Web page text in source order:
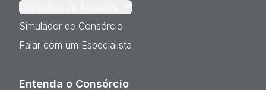
Consórcio de Pesados
Simulador de Consórcio
Falar com um Especialista
Entenda o Consórcio